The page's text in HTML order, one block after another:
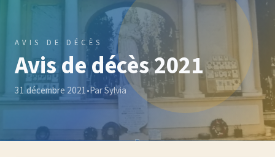
AVIS DE DÉCÈS
Avis de décès 2021
31 décembre 2021•Par Sylvia